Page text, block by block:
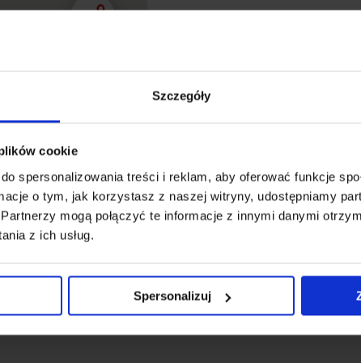
Szczegóły
cookie
spersonalizowania treści i reklam, aby oferować funkcje
o tym, jak korzystasz z naszej witryny, udostępniamy
mogą połączyć te informacje z innymi danymi
z ich usług.
Spersonalizuj
między Al.
kamienicy
(Polonia Palace,
Tarasy. Okolica
i inne punkty
z pozostałą
węźle komunikacji
metra Centrum i